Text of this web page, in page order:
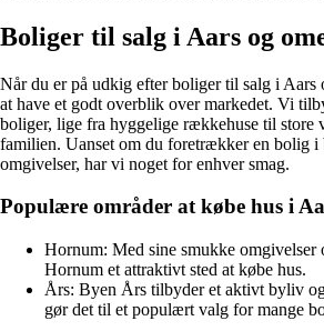
Boliger til salg i Aars og
Når du er på udkig efter boliger til salg i Aars
at have et godt overblik over markedet. Vi
boliger, lige fra hyggelige rækkehuse til store
familien. Uanset om du foretrækker en bolig i
omgivelser, har vi noget for enhver smag.
Populære områder at købe hus i
Hornum: Med sine smukke omgivelser
Hornum et attraktivt sted at købe hus.
Års: Byen Års tilbyder et aktivt byliv
gør det til et populært valg for mange